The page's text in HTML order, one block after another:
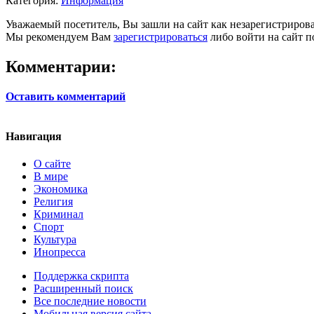
Уважаемый посетитель, Вы зашли на сайт как
Мы рекомендуем Вам зарегистрироваться либо войти на сайт
Комментарии:
Оставить комментарий
Навигация
О сайте
В мире
Экономика
Религия
Криминал
Спорт
Культура
Инопресса
Поддержка скрипта
Расширенный поиск
Все последние новости